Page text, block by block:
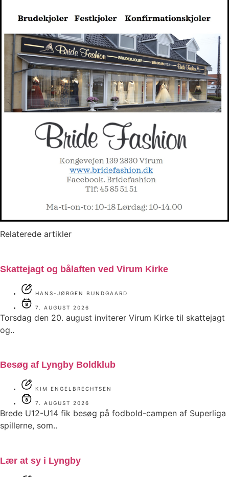
Relaterede artikler
Skattejagt og bålaften ved Virum Kirke
HANS-JØRGEN BUNDGAARD
7. AUGUST 2026
Torsdag den 20. august inviterer Virum Kirke til skattejagt
og..
Besøg af Lyngby Boldklub
KIM ENGELBRECHTSEN
7. AUGUST 2026
Brede U12-U14 fik besøg på fodbold-campen af Superliga
spillerne, som..
Lær at sy i Lyngby